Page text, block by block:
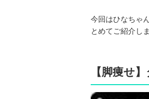
今回はひなちゃ
とめてご紹介し
【脚痩せ